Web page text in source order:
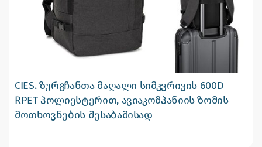
CIES. ზურგჩანთა მაღალი სიმკვრივის 600D
RPET პოლიესტერით, ავიაკომპანიის ზომის
მოთხოვნების შესაბამისად